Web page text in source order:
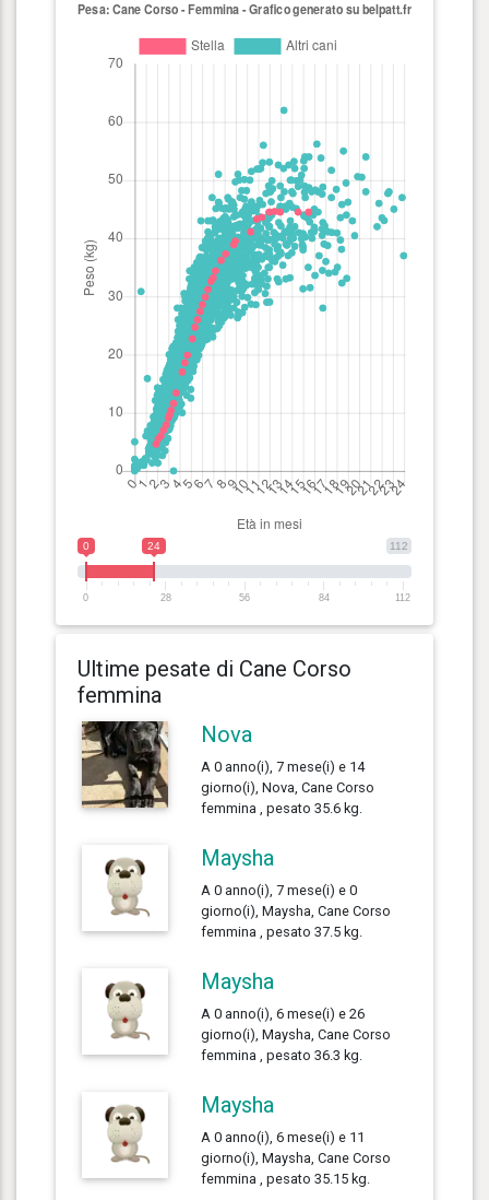
112
0 24
0 28 56 84 112
Ultime pesate di Cane Corso
femmina
Nova
A 0 anno(i), 7 mese(i) e 14
giorno(i), Nova, Cane Corso
femmina , pesato 35.6 kg.
Maysha
A 0 anno(i), 7 mese(i) e 0
giorno(i), Maysha, Cane Corso
femmina , pesato 37.5 kg.
Maysha
A 0 anno(i), 6 mese(i) e 26
giorno(i), Maysha, Cane Corso
femmina , pesato 36.3 kg.
Maysha
A 0 anno(i), 6 mese(i) e 11
giorno(i), Maysha, Cane Corso
femmina , pesato 35.15 kg.